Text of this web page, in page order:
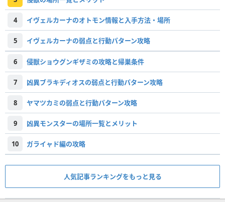
4 イヴェルカーナのオトモン情報と入手方法・場所
5 イヴェルカーナの弱点と行動パターン攻略
6 侵獣ショウグンギザミの攻略と帰巣条件
7 凶異ブラキディオスの弱点と行動パターン攻略
8 ヤマツカミの弱点と行動パターン攻略
9 凶異モンスターの場所一覧とメリット
10 ガライャド編の攻略
人気記事ランキングをもっと見る